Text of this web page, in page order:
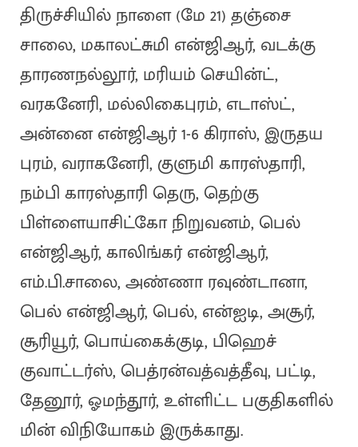
திருச்சியில் நாளை (மே 21) தஞ்சை
சாலை, மகாலட்சுமி என்ஜிஆர், வடக்கு
தாரணநல்லூர், மரியம் செயின்ட்,
வரகனேரி, மல்லிகைபுரம், எடாஸ்ட்,
அன்னை என்ஜிஆர் 1-6 கிராஸ், இருதய
புரம், வராகனேரி, குளுமி காரஸ்தாரி,
நம்பி காரஸ்தாரி தெரு, தெற்கு
பிள்ளையாசிட்கோ நிறுவனம், பெல்
என்ஜிஆர், காலிங்கர் என்ஜிஆர்,
எம்.பி.சாலை, அண்ணா ரவுண்டானா,
பெல் என்ஜிஆர், பெல், என்ஐடி, அசூர்,
சூரியூர், பொய்கைக்குடி, பிஹெச்
குவாட்டர்ஸ், பெத்ரன்வத்வத்தீவு, பட்டி,
தேனூர், ஓமந்தூர், உள்ளிட்ட பகுதிகளில்
மின் விநியோகம் இருக்காது.